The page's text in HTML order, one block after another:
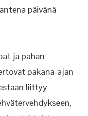
päivänä
ja pahan
pakana-ajan
liittyy